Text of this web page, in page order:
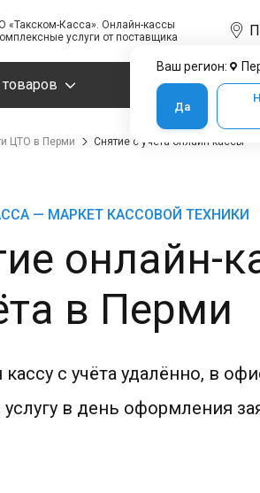
«Такском-Касса». Онлайн-кассы
услуги от поставщика
Ваш регион:
Да
товаров Услуги
ЦТО в Перми Снятие с учёта онлайн-кассы
— МАРКЕТ КАССОВОЙ ТЕХНИКИ
онлайн-
в Перми
с учёта удалённо, в
в день оформления